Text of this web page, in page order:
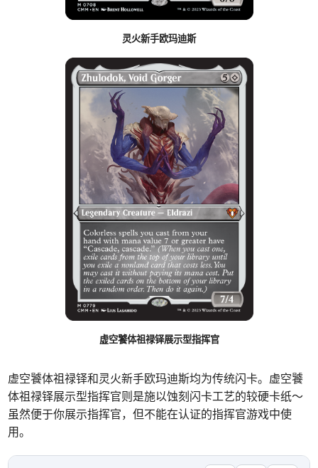
灵火新手欧玛迪斯
虚空饕体祖禄铎展示型指挥官
虚空饕体祖禄铎和灵火新手欧玛迪斯均为传统闪卡。虚空饕
体祖禄铎展示型指挥官则是施以蚀刻闪卡工艺的较硬卡纸～
虽然便于你展示指挥官，但不能在认证的指挥官游戏中使
用。